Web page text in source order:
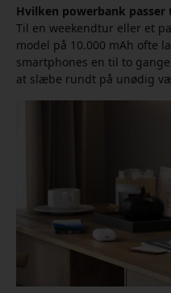
Hvilken powerbank passer
Til en weekendtur eller et
model på 10.000 mAh ofte
smartphones en til to
at slæbe rundt på unødig